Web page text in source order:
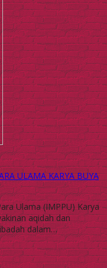
ULAMA KARYA BUYA
Ulama (IMPPU) Karya
aqidah dan
dalam…